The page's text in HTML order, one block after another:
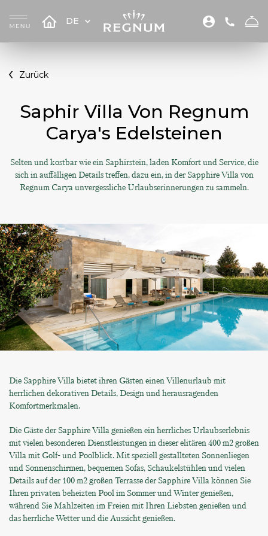
DE
Zurück
Saphir Villa Von Regnum
Carya's Edelsteinen
Selten und kostbar wie ein Saphirstein, laden Komfort und Service, die
sich in auffälligen Details treffen, dazu ein, in der Sapphire Villa von
Regnum Carya unvergessliche Urlaubserinnerungen zu sammeln.
Die Sapphire Villa bietet ihren Gästen einen Villenurlaub mit
herrlichen dekorativen Details, Design und herausragenden
Komfortmerkmalen.
Die Gäste der Sapphire Villa genießen ein herrliches Urlaubserlebnis
mit vielen besonderen Dienstleistungen in dieser elitären 400 m2 großen
Villa mit Golf- und Poolblick. Mit speziell gestallteten Sonnenliegen
und Sonnenschirmen, bequemen Sofas, Schaukelstühlen und vielen
Details auf der 100 m2 großen Terrasse der Sapphire Villa können Sie
Ihren privaten beheizten Pool im Sommer und Winter genießen,
während Sie Mahlzeiten im Freien mit Ihren Liebsten genießen und
das herrliche Wetter und die Aussicht genießen.